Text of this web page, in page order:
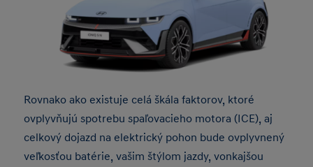
Rovnako ako existuje celá škála faktorov, ktoré
ovplyvňujú spotrebu spaľovacieho motora (ICE), aj
celkový dojazd na elektrický pohon bude ovplyvnený
veľkosťou batérie, vašim štýlom jazdy, vonkajšou